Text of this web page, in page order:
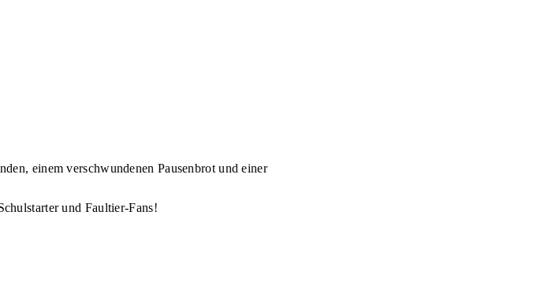
einem verschwundenen Pausenbrot und einer
und Faultier-Fans!